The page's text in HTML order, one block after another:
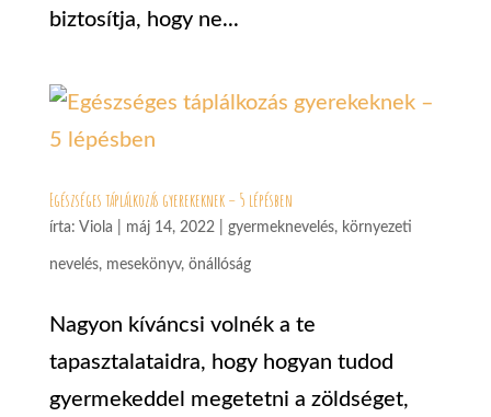
biztosítja, hogy ne...
Egészséges táplálkozás gyerekeknek – 5 lépésben
írta: Viola máj 14, 2022| gyermeknevelés, környezeti
nevelés, mesekönyv, önállóság
Nagyon kíváncsi volnék a te
tapasztalataidra, hogy hogyan tudod
gyermekeddel megetetni a zöldséget,